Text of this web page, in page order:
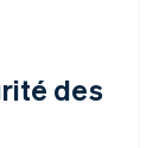
des